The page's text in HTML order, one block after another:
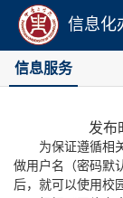
信息化
信息服务
发布
为保证遵循相
做用户名（密码默
后，就可以使用校